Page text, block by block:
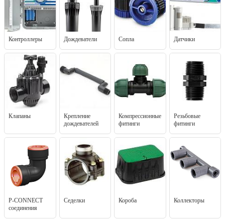
Контроллеры Дождеватели Сопла Датчики
Клапаны
Крепление
дождевателей
Компрессионные
фитинги
Резьбовые
фитинги
P-CONNECT
соединения
Седелки Короба Коллекторы